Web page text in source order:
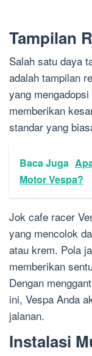
Tampilan
Salah satu daya
adalah tampilan
yang
memberikan
standar yang
Baca Juga
Motor Vespa?
Jok cafe racer
yang mencolok
atau krem. Pola
memberikan
Dengan
ini, Vespa Anda
jalanan.
Instalasi